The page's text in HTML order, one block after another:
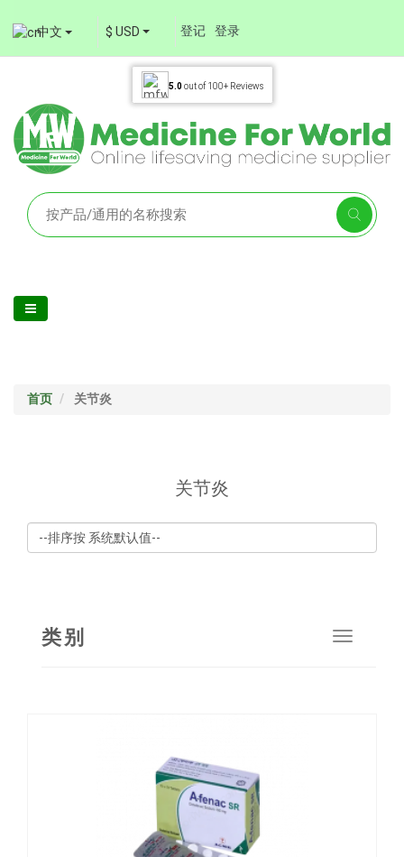
中文 $ USD 登记 登录
5.0out of 100+ Reviews
首页 关节炎
关节炎
Toggle
类别